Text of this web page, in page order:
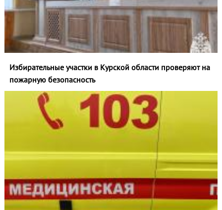
Избирательные участки в Курской области проверяют на
пожарную безопасность